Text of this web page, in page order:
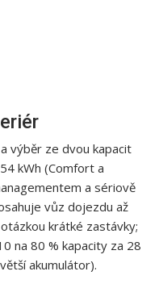
výběr ze dvou kapacit
kWh (Comfort a
a sériově
vůz dojezdu až
krátké zastávky;
na 80 % kapacity za 28
akumulátor).